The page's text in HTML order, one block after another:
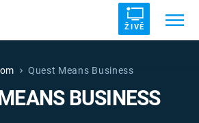
ŽIVĚ
DRUHÁ SVĚTOVÁ VÁLKA
DÁVNOVĚKU
Quest Means Business
BUSINESS